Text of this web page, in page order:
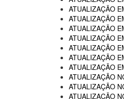
ATUALIZAÇÃO
ATUALIZAÇÃO
ATUALIZAÇÃO
ATUALIZAÇÃO
ATUALIZAÇÃO
ATUALIZAÇÃO
ATUALIZAÇÃO
ATUALIZAÇÃO
ATUALIZAÇÃO
ATUALIZAÇÃO